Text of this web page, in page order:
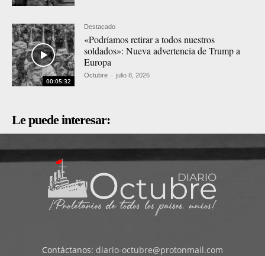
00:05:32
Destacado
«Podríamos retirar a todos nuestros
soldados»: Nueva advertencia de Trump a
Europa
Octubre - julio 8, 2026
Le puede interesar:
Contáctanos: diario-octubre@protonmail.com